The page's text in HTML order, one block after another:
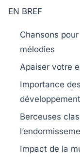
EN BREF
Chansons
mélodies
Apaiser votre
Importance des
Berceuses
Impact de la